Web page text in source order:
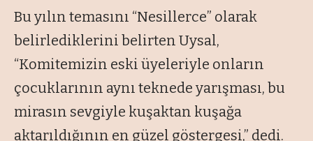
Bu yılın temasını “Nesillerce” olarak
belirlediklerini belirten Uysal,
“Komitemizin eski üyeleriyle onların
çocuklarının aynı teknede yarışması, bu
mirasın sevgiyle kuşaktan kuşağa
aktarıldığının en güzel göstergesi,” dedi.